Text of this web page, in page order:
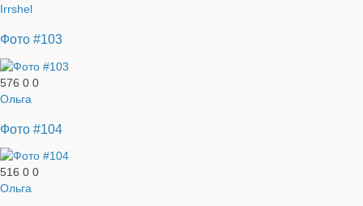
Irrshel
Фото #103
576 0 0
Ольга
Фото #104
516 0 0
Ольга